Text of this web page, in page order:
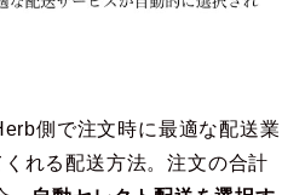
側で注文時に最適な配送業
れる配送方法。注文の合計